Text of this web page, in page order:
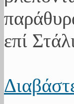
επί